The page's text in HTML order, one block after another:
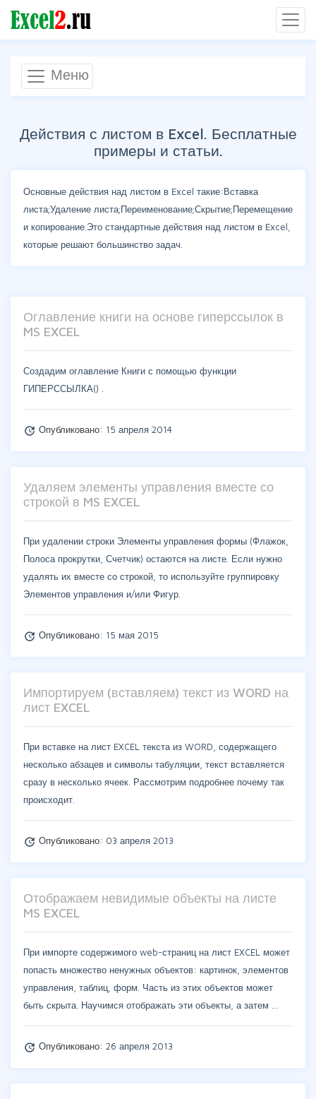
Меню
Действия с листом в Excel. Бесплатные
примеры и статьи.
Основные действия над листом в Excel такие:Вставка
листа;Удаление листа;Переименование;Скрытие;Перемещение
и копирование.Это стандартные действия над листом в Excel,
которые решают большинство задач.
Оглавление книги на основе гиперссылок в
MS EXCEL
Создадим оглавление Книги с помощью функции
ГИПЕРССЫЛКА() .
update Опубликовано: 15 апреля 2014
Удаляем элементы управления вместе со
строкой в MS EXCEL
При удалении строки Элементы управления формы (Флажок,
Полоса прокрутки, Счетчик) остаются на листе. Если нужно
удалять их вместе со строкой, то используйте группировку
Элементов управления и/или Фигур.
update Опубликовано: 15 мая 2015
Импортируем (вставляем) текст из WORD на
лист EXCEL
При вставке на лист EXCEL текста из WORD, содержащего
несколько абзацев и символы табуляции, текст вставляется
сразу в несколько ячеек. Рассмотрим подробнее почему так
происходит.
update Опубликовано: 03 апреля 2013
Отображаем невидимые объекты на листе
MS EXCEL
При импорте содержимого web-страниц на лист EXCEL может
попасть множество ненужных объектов: картинок, элементов
управления, таблиц, форм. Часть из этих объектов может
быть скрыта. Научимся отображать эти объекты, а затем …
update Опубликовано: 26 апреля 2013